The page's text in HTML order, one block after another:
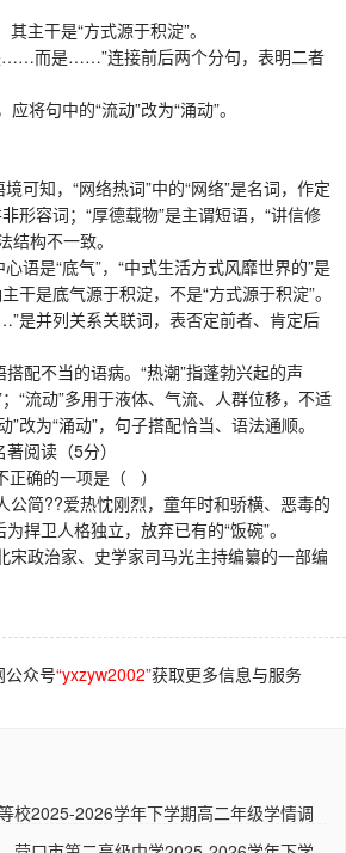
干是“方式源于积淀”。
而是……”连接前后两个分句，表明二者
句中的“流动”改为“涌动”。
知，“网络热词”中的“网络”是名词，作定
形容词；“厚德载物”是主谓短语，“讲信修
结构不一致。
是“底气”，“中式生活方式风靡世界的”是
干是底气源于积淀，不是“方式源于积淀”。
列关系关联词，表否定前者、肯定后
不当的语病。“热潮”指蓬勃兴起的声
“流动”多用于液体、气流、人群位移，不适
改为“涌动”，句子搭配恰当、语法通顺。
阅读（5分）
确的一项是（ ）
简??爱热忱刚烈，童年时和骄横、恶毒的
捍卫人格独立，放弃已有的“饭碗”。
政治家、史学家司马光主持编纂的一部编
公众号“yxzyw2002”获取更多信息与服务
校2025-2026学年下学期高二年级学情调